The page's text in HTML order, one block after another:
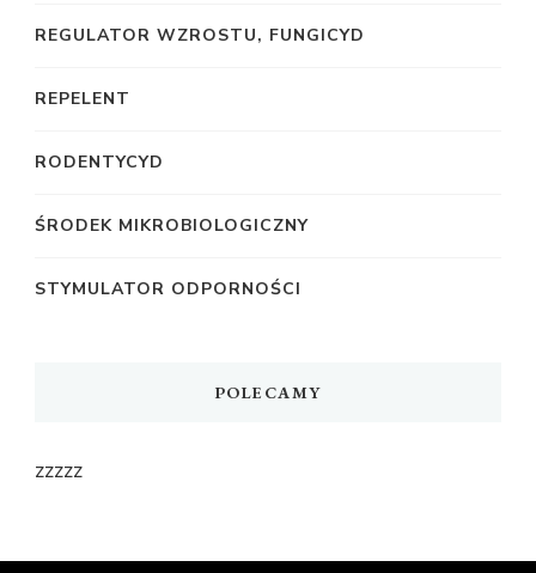
REGULATOR WZROSTU, FUNGICYD
REPELENT
RODENTYCYD
ŚRODEK MIKROBIOLOGICZNY
STYMULATOR ODPORNOŚCI
POLECAMY
zzzzz